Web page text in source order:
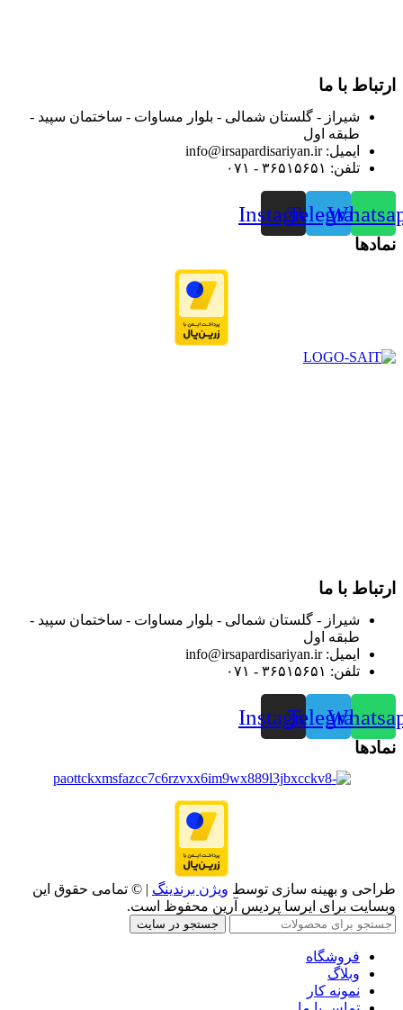
ارتباط با ما
شیراز - گلستان شمالی - بلوار مساوات - ساختمان سپید -
طبقه اول
ایمیل: info@irsapardisariyan.ir
تلفن: ۳۶۵۱۵۶۵۱ - ۰۷۱
Telegram
Instagram
نمادها
ارتباط با ما
شیراز - گلستان شمالی - بلوار مساوات - ساختمان سپید -
طبقه اول
ایمیل: info@irsapardisariyan.ir
تلفن: ۳۶۵۱۵۶۵۱ - ۰۷۱
Telegram
Instagram
نمادها
طراحی و بهینه سازی توسط ویژن برندینگ | © تمامی حقوق این
وبسایت برای ایرسا پردیس آرین محفوظ است.
جستجو در سایت
فروشگاه
وبلاگ
نمونه کار